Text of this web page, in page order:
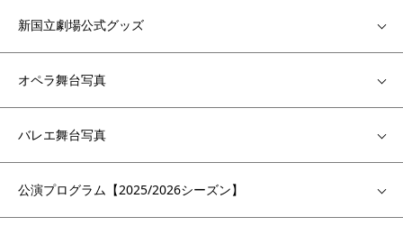
新国立劇場公式グッズ
オペラ舞台写真
バレエ舞台写真
公演プログラム【2025/2026シーズン】